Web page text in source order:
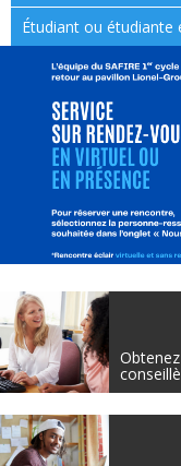
Étudiant ou étudiante